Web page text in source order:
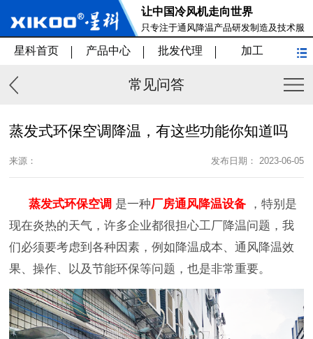
让中国冷风机走向世界
只专注于通风降温产品研发制造及技术服
务
星科首页 产品中心 批发代理 加工
常见问答
蒸发式环保空调降温，有这些功能你知道吗
来源： 发布日期： 2023-06-05
蒸发式环保空调 是一种厂房通风降温设备
，特别是
现在炎热的天气，许多企业都很担心工厂降温问题，我
们必须要考虑到各种因素，例如降温成本、通风降温效
果、操作、以及节能环保等问题，也是非常重要。